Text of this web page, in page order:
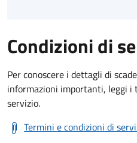
Condizioni di
Per conoscere i dettagli di
informazioni importanti, leggi i
servizio.
Termini e condizioni di